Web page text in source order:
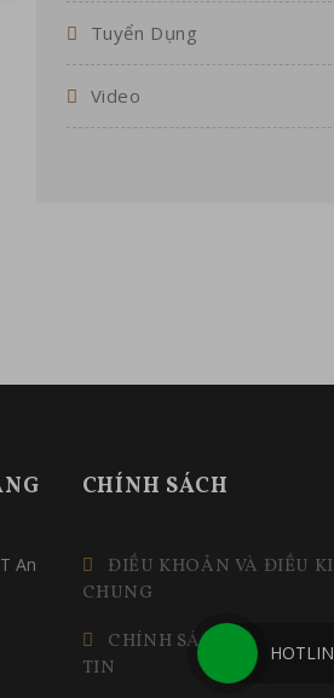
Tuyển Dụng
Video
An
CHÍNH SÁCH
ĐIỀU KHOẢN VÀ ĐIỀU
CHUNG
CHÍNH SÁCH BẢO MẬT
TIN